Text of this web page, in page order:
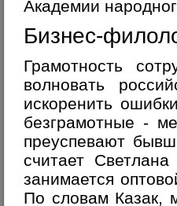
Академии
Бизнес-
Грамотность
волновать
искоренить
безграмотные -
преуспевают
считает
занимается
По словам Казак,